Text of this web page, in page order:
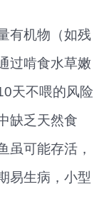
机物（如残
过啃食水草嫩
天不喂的风险
缺乏天然食
虽可能存活，
易生病，小型